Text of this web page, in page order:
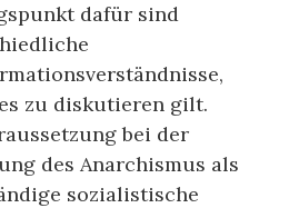
dafür sind
zu diskutieren gilt.
bei der
des Anarchismus als
sozialistische